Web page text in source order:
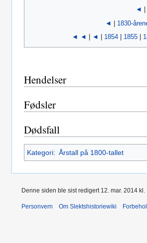
◄
◄ | 1830-
◄ ◄
◄ 1854 1855
Hendelser
Fødsler
Dødsfall
Kategori: Årstall på 1800-tallet
Denne siden ble sist redigert 12. mar. 2014 kl.
Personvern Om Slektshistoriewiki